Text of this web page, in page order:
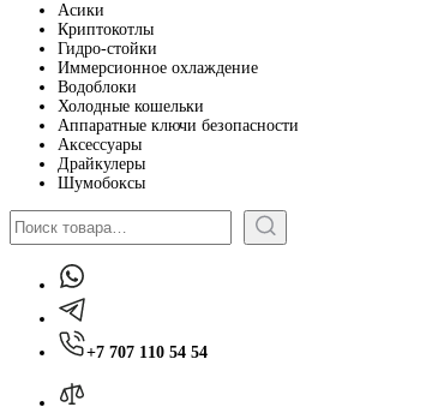
Асики
Криптокотлы
Гидро-стойки
Иммерсионное охлаждение
Водоблоки
Холодные кошельки
Аппаратные ключи безопасности
Аксессуары
Драйкулеры
Шумобоксы
Поиск
+7 707 110 54 54